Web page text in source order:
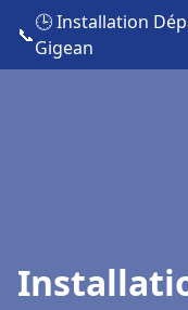
📞
🕒 Installation
Gigean